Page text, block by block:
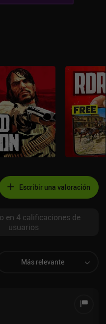
Escribir una valoración
en 4 calificaciones de
usuarios
Más relevante